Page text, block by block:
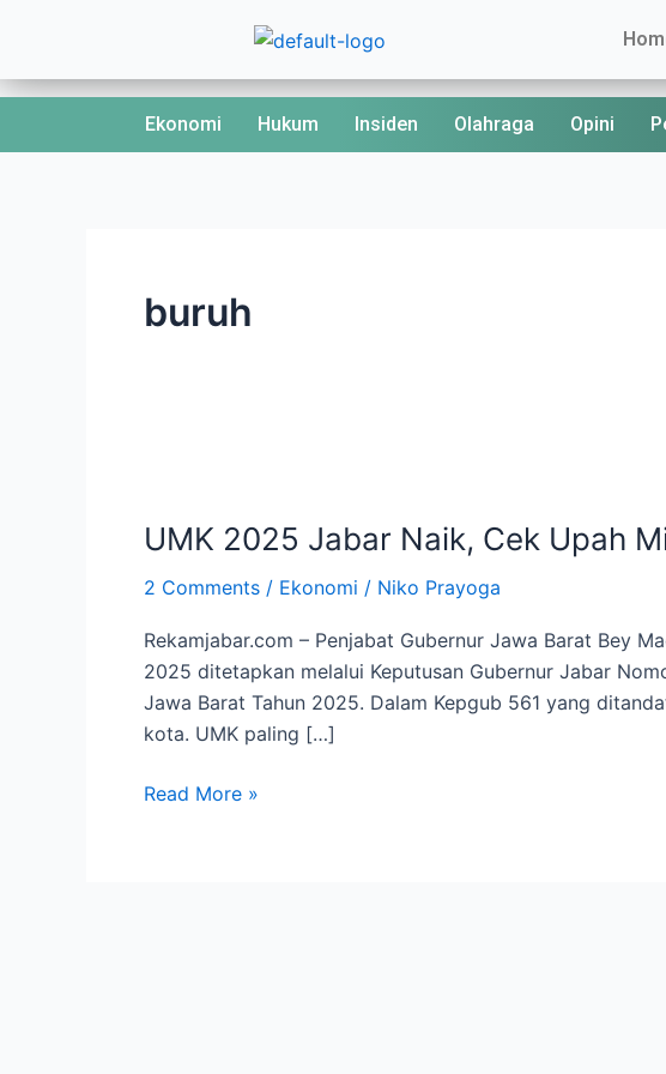
content
Ekonomi Hukum Insiden Olahraga Opini
buruh
UMK 2025 Jabar Naik, Cek Upah
2 Comments / Ekonomi / Niko Prayoga
Rekamjabar.com – Penjabat Gubernur Jawa Barat Bey
2025 ditetapkan melalui Keputusan Gubernur Jabar
Jawa Barat Tahun 2025. Dalam Kepgub 561 yang
kota. UMK paling […]
Jabar
Cek
Upah
Minimum
Kabupaten
Kota
Read More »